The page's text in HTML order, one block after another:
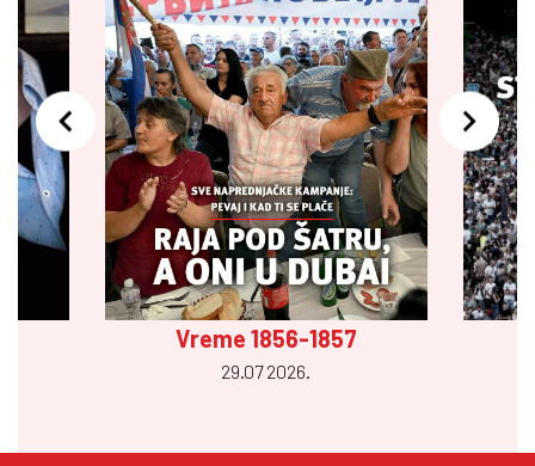
Vreme 1856-1857
29.07 2026.